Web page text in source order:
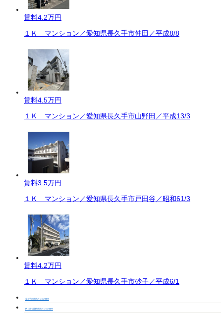
賃料4.2万円
１Ｋ マンション／愛知県長久手市仲田／平成8/8
賃料4.5万円
１Ｋ マンション／愛知県長久手市山野田／平成13/3
賃料3.5万円
１Ｋ マンション／愛知県長久手市戸田谷／昭和61/3
賃料4.2万円
１Ｋ マンション／愛知県長久手市砂子／平成6/1
長久手市周辺の１Ｋの物件
杁ヶ池公園駅周辺の１Ｋの物件